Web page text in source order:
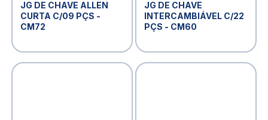
JG DE CHAVE ALLEN
CURTA C/09 PÇS -
CM72
JG DE CHAVE
INTERCAMBIÁVEL C/22
PÇS - CM60